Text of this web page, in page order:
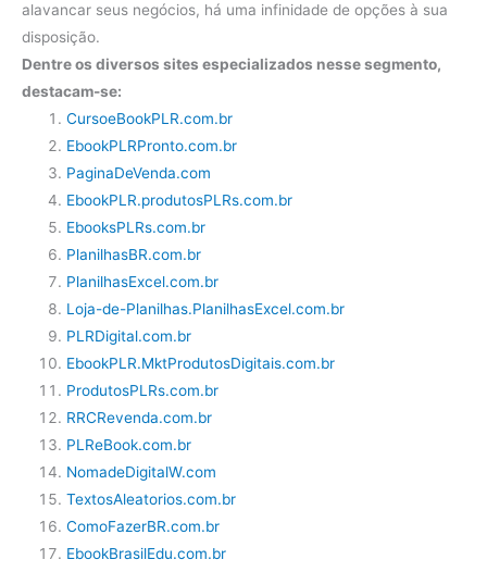
alavancar seus negócios, há uma infinidade de opções à sua
disposição.
Dentre os diversos sites especializados nesse segmento,
destacam-se:
CursoeBookPLR.com.br
EbookPLRPronto.com.br
PaginaDeVenda.com
EbookPLR.produtosPLRs.com.br
EbooksPLRs.com.br
PlanilhasBR.com.br
PlanilhasExcel.com.br
Loja-de-Planilhas.PlanilhasExcel.com.br
PLRDigital.com.br
EbookPLR.MktProdutosDigitais.com.br
ProdutosPLRs.com.br
RRCRevenda.com.br
PLReBook.com.br
NomadeDigitalW.com
TextosAleatorios.com.br
ComoFazerBR.com.br
EbookBrasilEdu.com.br